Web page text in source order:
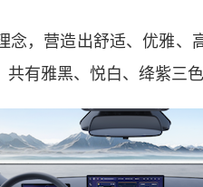
，营造出舒适、优雅、
有雅黑、悦白、绛紫三